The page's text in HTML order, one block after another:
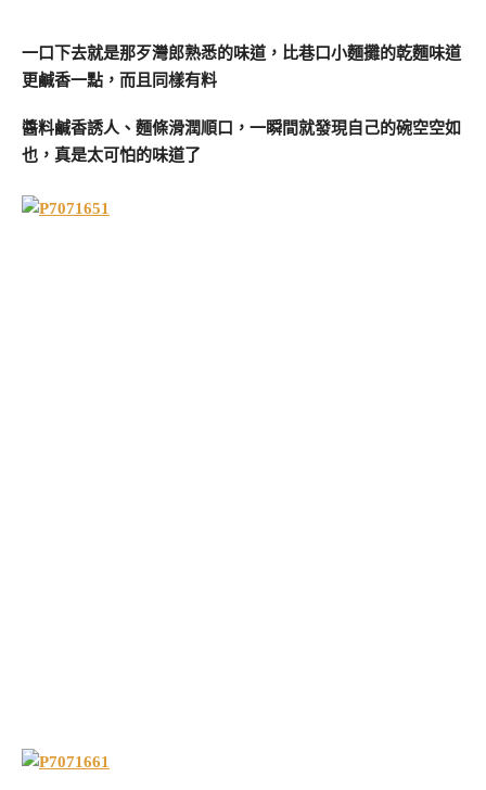
一口下去就是那歹灣郎熟悉的味道，比巷口小麵攤的乾麵味道
更鹹香一點，而且同樣有料
醬料鹹香誘人、麵條滑潤順口，一瞬間就發現自己的碗空空如
也，真是太可怕的味道了